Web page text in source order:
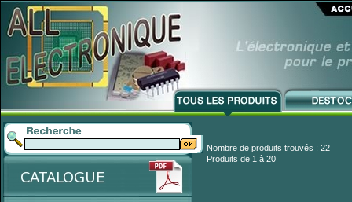
Nombre de produits trouvés : 22
Produits de 1 à 20